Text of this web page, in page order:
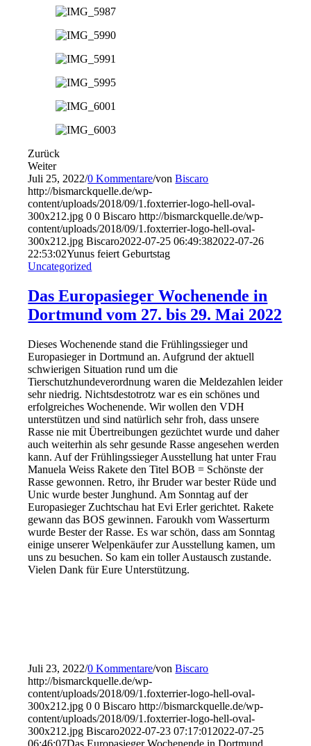
Zurück
Weiter
Juli 25, 2022/0 Kommentare/vonBiscaro
http://bismarckquelle.de/wp-
content/uploads/2018/09/1.foxterrier-logo-hell-oval-
300x212.jpg 0 0 Biscaro http://bismarckquelle.de/wp-
content/uploads/2018/09/1.foxterrier-logo-hell-oval-
300x212.jpg Biscaro2022-07-25 06:49:382022-07-26
22:53:02Yunus feiert Geburtstag
Uncategorized
Das Europasieger Wochenende in
Dortmund vom 27. bis 29. Mai 2022
Dieses Wochenende stand die Frühlingssieger und
Europasieger in Dortmund an. Aufgrund der aktuell
schwierigen Situation rund um die
Tierschutzhundeverordnung waren die Meldezahlen leider
sehr niedrig. Nichtsdestotrotz war es ein schönes und
erfolgreiches Wochenende. Wir wollen den VDH
unterstützen und sind natürlich sehr froh, dass unsere
Rasse nie mit Übertreibungen gezüchtet wurde und daher
auch weiterhin als sehr gesunde Rasse angesehen werden
kann. Auf der Frühlingssieger Ausstellung hat unter Frau
Manuela Weiss Rakete den Titel BOB = Schönste der
Rasse gewonnen. Retro, ihr Bruder war bester Rüde und
Unic wurde bester Junghund. Am Sonntag auf der
Europasieger Zuchtschau hat Evi Erler gerichtet. Rakete
gewann das BOS gewinnen. Faroukh vom Wasserturm
wurde Bester der Rasse. Es war schön, dass am Sonntag
einige unserer Welpenkäufer zur Ausstellung kamen, um
uns zu besuchen. So kam ein toller Austausch zustande.
Vielen Dank für Eure Unterstützung.
Juli 23, 2022/0 Kommentare/vonBiscaro
http://bismarckquelle.de/wp-
content/uploads/2018/09/1.foxterrier-logo-hell-oval-
300x212.jpg 0 0 Biscaro http://bismarckquelle.de/wp-
content/uploads/2018/09/1.foxterrier-logo-hell-oval-
300x212.jpg Biscaro2022-07-23 07:17:01 2022-07-25
06:46:07Das Europasieger Wochenende in Dortmund